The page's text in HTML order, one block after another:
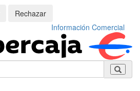
Rechazar
Información Comercial